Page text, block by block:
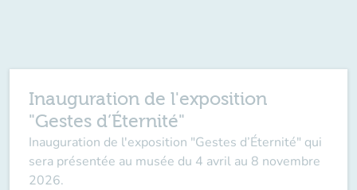
Inauguration de l'exposition
"Gestes d’Éternité"
Inauguration de l'exposition "Gestes d’Éternité" qui
sera présentée au musée du 4 avril au 8 novembre
2026.